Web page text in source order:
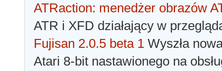
ATRaction: menedżer obrazów
ATR i XFD działający w
Fujisan 2.0.5 beta 1 Wyszła
Atari 8-bit nastawionego na